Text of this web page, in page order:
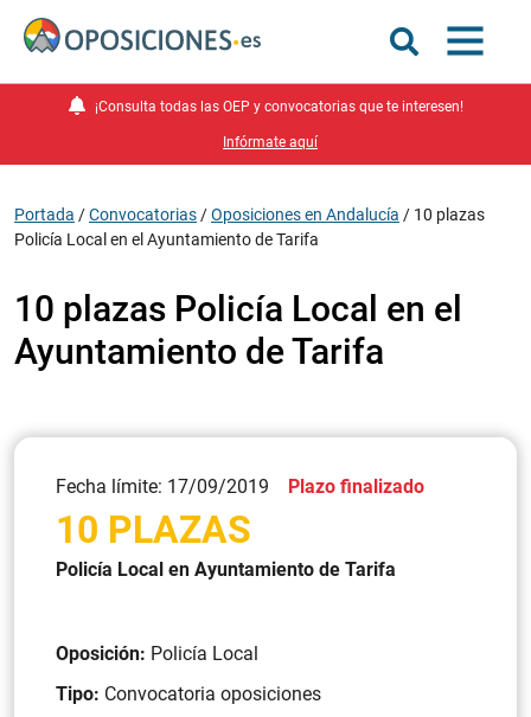
¡Consulta todas las OEP y convocatorias que te interesen!
Infórmate aquí
Portada /Convocatorias /Oposiciones en Andalucía / 10 plazas
Policía Local en el Ayuntamiento de Tarifa
10 plazas Policía Local en el
Ayuntamiento de Tarifa
Fecha límite: 17/09/2019 Plazo finalizado
10 PLAZAS
Policía Local en Ayuntamiento de Tarifa
Oposición: Policía Local
Tipo: Convocatoria oposiciones